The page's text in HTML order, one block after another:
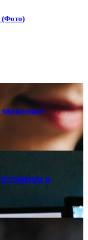
(Фото)
знакомые
в